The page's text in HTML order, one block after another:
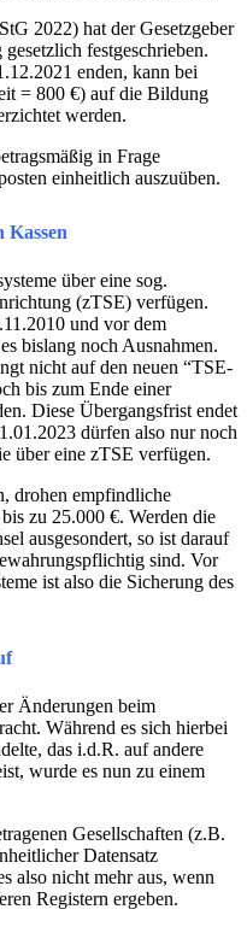
2022) hat der Gesetzgeber
festgeschrieben.
enden, kann bei
= 800 €) auf die Bildung
werden.
in Frage
einheitlich auszuüben.
Kassen
über eine sog.
(zTSE) verfügen.
und vor dem
bislang noch Ausnahmen.
nicht auf den neuen “TSE-
bis zum Ende einer
Diese Übergangsfrist endet
dürfen also nur noch
über eine zTSE verfügen.
drohen empfindliche
zu 25.000 €. Werden die
ausgesondert, so ist darauf
sind. Vor
ist also die Sicherung des
Änderungen beim
Während es sich hierbei
das i.d.R. auf andere
wurde es nun zu einem
Gesellschaften (z.B.
Datensatz
also nicht mehr aus, wenn
Registern ergeben.